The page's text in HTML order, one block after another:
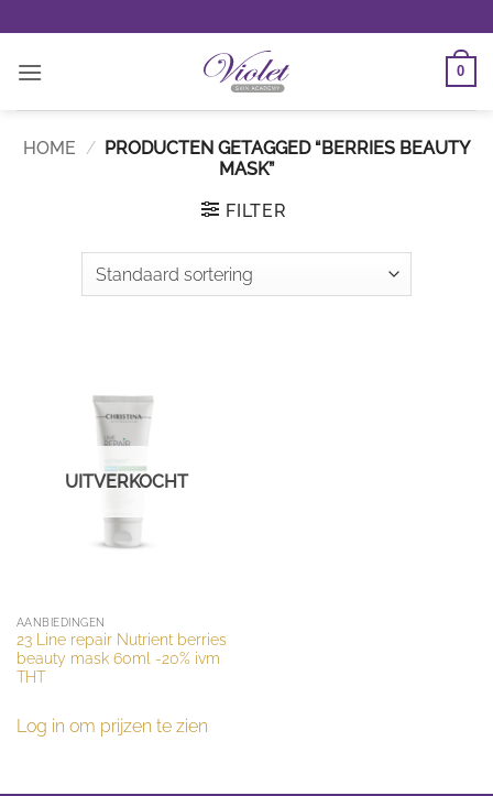
naar
inhoud
0
HOME / PRODUCTEN GETAGGED “BERRIES BEAUTY
MASK”
FILTER
UITVERKOCHT
AANBIEDINGEN
23 Line repair Nutrient berries
beauty mask 60ml -20% ivm
THT
Log in om prijzen te zien